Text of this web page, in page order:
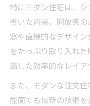
注文住宅で
方
モダンな家
収納力アッ
間取り設計
特にモダン住宅は、
省いた内装、開放感
窓や直線的なデザイ
をたっぷり取り入れ
識した効率的なレイア
また、モダンな注文
能面でも最新の技術